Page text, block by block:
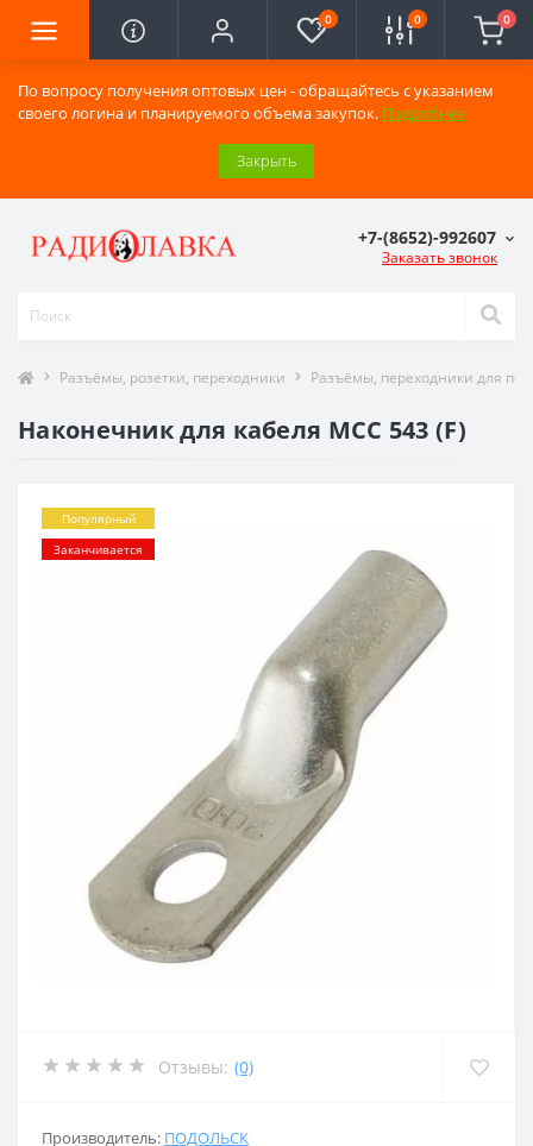
По вопросу получения оптовых цен - обращайтесь с указанием
своего логина и планируемого объема закупок. Подробнее
Закрыть
0 0 0
+7-(8652)-992607
Заказать звонок
Разъёмы, розетки, переходники Разъёмы, переходники для
Наконечник для кабеля MCC 543 (F)
Популярный
Заканчивается
Отзывы: (0)
Производитель: ПОДОЛЬСК